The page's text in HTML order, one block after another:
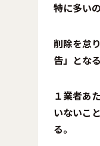
特に多い
削除を怠
告」とな
１業者あ
いないこ
る。